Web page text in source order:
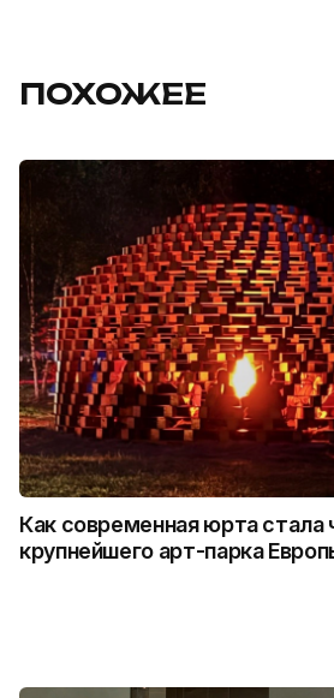
ПОХОЖЕЕ
Как современная юрта стала
крупнейшего арт-парка